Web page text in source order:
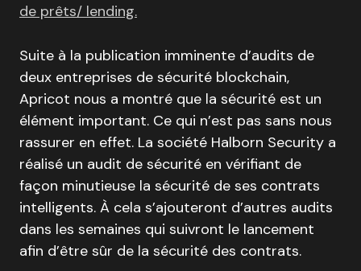
de prêts/ lending.
Suite à la publication imminente d’audits de
deux entreprises de sécurité blockchain,
Apricot nous a montré que la sécurité est un
élément important. Ce qui n’est pas sans nous
rassurer en effet. La société Halborn Security a
réalisé un audit de sécurité en vérifiant de
façon minutieuse la sécurité de ses contrats
intelligents. À cela s’ajouteront d’autres audits
dans les semaines qui suivront le lancement
afin d’être sûr de la sécurité des contrats.